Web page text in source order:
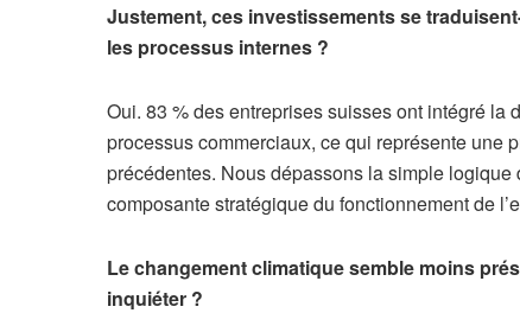
Justement, ces investissements se
les processus internes ?
Oui. 83 % des entreprises suisses ont intégré la
processus commerciaux, ce qui représente une
précédentes. Nous dépassons la simple
composante stratégique du fonctionnement de
Le changement climatique semble moins
inquiéter ?